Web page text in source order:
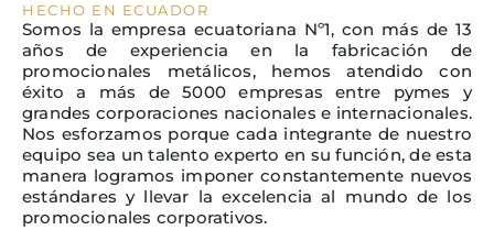
HECHO EN ECUADOR
Somos la empresa ecuatoriana Nº1, con más de 13
años de experiencia en la fabricación de
promocionales metálicos, hemos atendido con
éxito a más de 5000 empresas entre pymes y
grandes corporaciones nacionales e internacionales.
Nos esforzamos porque cada integrante de nuestro
equipo sea un talento experto en su función, de esta
manera logramos imponer constantemente nuevos
estándares y llevar la excelencia al mundo de los
promocionales corporativos.